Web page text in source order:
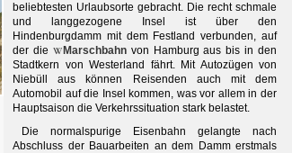
beliebtesten Urlaubsorte gebracht. Die recht schmale
und langgezogene Insel ist über den
Hindenburgdamm mit dem Festland verbunden, auf
der die
Marschbahnvon Hamburg aus bis in den
Stadtkern von Westerland fährt. Mit Autozügen von
Niebüll aus können Reisenden auch mit dem
Automobil auf die Insel kommen, was vor allem in der
Hauptsaison die Verkehrssituation stark belastet.
Die normalspurige Eisenbahn gelangte nach
Abschluss der Bauarbeiten an dem Damm erstmals